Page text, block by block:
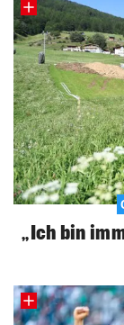
„Ich bin